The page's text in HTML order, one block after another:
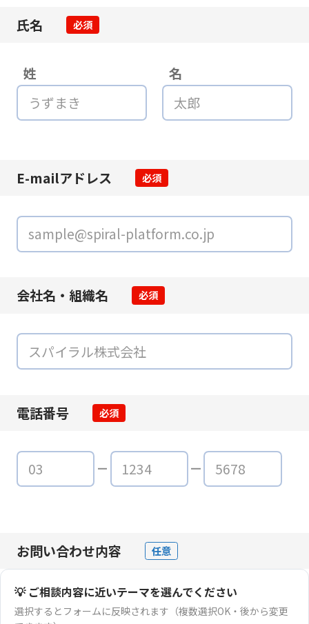
氏名 必須
姓 名
E-mailアドレス 必須
会社名・組織名 必須
電話番号 必須
お問い合わせ内容 任意
💡 ご相談内容に近いテーマを選んでください
選択するとフォームに反映されます（複数選択OK・後から変更